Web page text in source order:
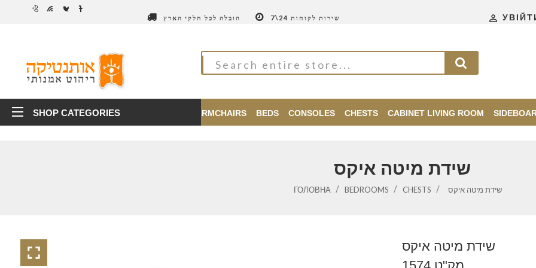
הובלה לכל חלקי הארץ שירות לקוחות 24\7 
TABLES ARMCHAIRS BEDS CONSOLES CHESTS CABINET LIVING ROOM
SHOP CATEGORIES
שידת מיטה איקס
ГОЛОВНА BEDROOMS CHESTS שידת מיטה איקס

שידת מיטה איקס